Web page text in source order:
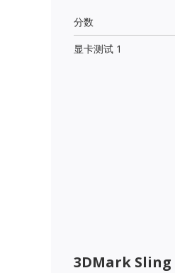
分数
显卡测试 1
3DMark Sling